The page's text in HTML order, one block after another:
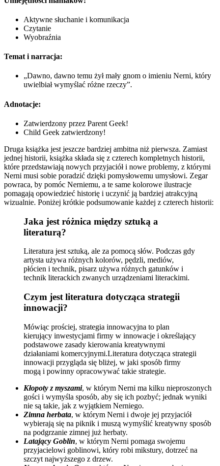
Aktywne słuchanie i komunikacja
Czytanie
Wyobraźnia
Temat i narracja:
„Dawno, dawno temu żył mały gnom o imieniu Nerni, który
uwielbiał wymyślać różne rzeczy”.
Adnotacje:
Zatwierdzony przez Parent Geek!
Child Geek zatwierdzony!
Druga książka jest jeszcze bardziej ambitna niż pierwsza. Zamiast
jednej historii, książka składa się z czterech kompletnych historii,
które przedstawiają nowych przyjaciół i nowe problemy, z którymi
Nerni musi sobie poradzić dzięki pomysłowemu umysłowi. Zegar
powraca, by pomóc Nerniemu, a te same kolorowe ilustracje
pomagają opowiedzieć historię i uczynić ją bardziej atrakcyjną
wizualnie. Poniżej krótkie podsumowanie każdej z czterech historii:
Jaka jest różnica między sztuką a
literaturą?
Literatura jest sztuką, ale za pomocą słów. Podczas gdy
artysta używa różnych kolorów, pędzli, mediów,
płócien i technik, pisarz używa różnych gatunków i
technik literackich zwanych urządzeniami literackimi.
Czym jest literatura dotycząca strategii
innowacji?
Mówiąc prościej, strategia innowacyjna to plan
kierujący inwestycjami firmy w innowacje i określający
podstawowe zasady kierowania kreatywnymi
działaniami komercyjnymi.Literatura dotycząca strategii
innowacji przygląda się bliżej, w jaki sposób firmy
mogą i powinny opracowywać takie strategie.
Kłopoty z myszami, w którym Nerni ma kilku nieproszonych
gości i wymyśla sposób, aby się ich pozbyć; jednak wyniki
nie są takie, jak z wyjątkiem Nerniego.
Zimna herbata, w którym Nerni i dwoje jej przyjaciół
wybierają się na piknik i muszą wymyślić kreatywny sposób
na podgrzanie zimnej już herbaty.
Latający Goblin, w którym Nerni pomaga swojemu
przyjacielowi goblinowi, który robi mikstury, dotrzeć na
szczyt najwyższego z drzew.